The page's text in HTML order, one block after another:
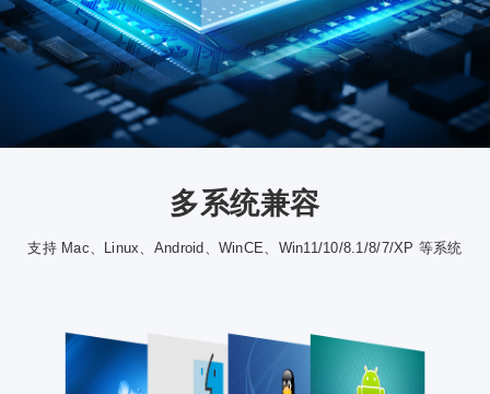
多系统兼容
支持 Mac、Linux、Android、WinCE、Win11/10/8.1/8/7/XP 等系统